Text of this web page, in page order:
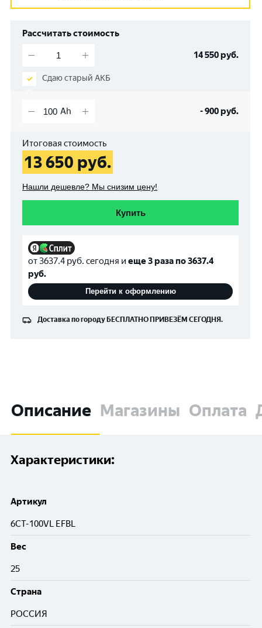
Рассчитать стоимость
14 550руб.
Сдаю старый АКБ
-900руб.
Итоговая стоимость
13 650 руб.
Нашли дешевле? Мы снизим цену!
Купить
от 3637.4 руб. сегодня и еще 3 раза по3637.4
руб.
Перейти к оформлению
Доставка по городуБЕСПЛАТНОПРИВЕЗЁМ СЕГОДНЯ.
Описание Магазины Оплата
Характеристики:
Артикул
6СТ-100VL EFBL
Вес
25
Cтрана
РОССИЯ